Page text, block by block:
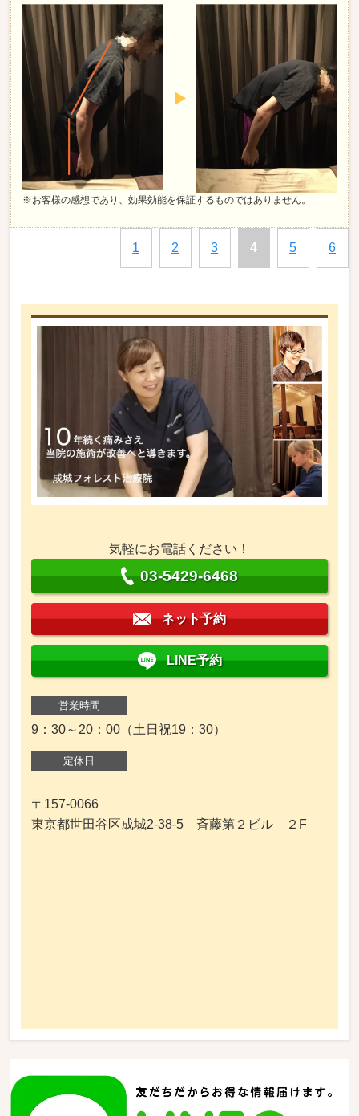
※お客様の感想であり、効果効能を保証するものではありません。
1 2 3 4 5 6
気軽にお電話ください！
03-5429-6468
ネット予約
LINE予約
営業時間
9：30～20：00（土日祝19：30）
定休日
〒157-0066
東京都世田谷区成城2-38-5 斉藤第２ビル ２F